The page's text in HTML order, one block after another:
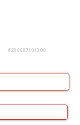
K230607101300